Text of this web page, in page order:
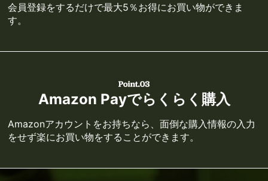
会員登録をするだけで最大5％お得にお買い物ができま
す。
Amazon Payでらくらく購入
Amazonアカウントをお持ちなら、面倒な購入情報の入力
をせず楽にお買い物をすることができます。